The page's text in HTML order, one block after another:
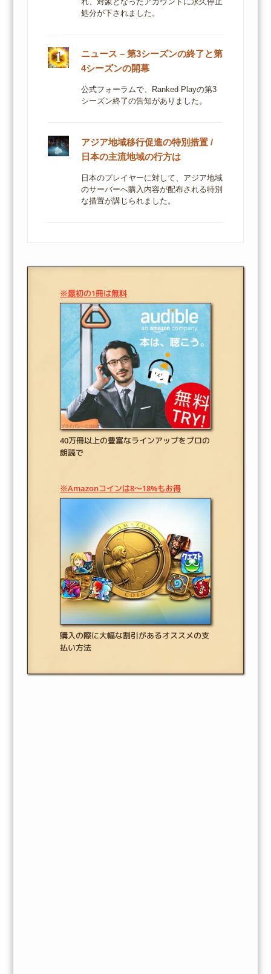
処分が下されました。
ニュース – 第3シーズンの終了と第
4シーズンの開幕
公式フォーラムで、Ranked Playの第3
シーズン終了の告知がありました。
アジア地域移行促進の特別措置 /
日本の主流地域の行方は
日本のプレイヤーに対して、アジア地域
のサーバーへ購入内容が配布される特別
な措置が講じられました。
※最初の1冊は無料
40万冊以上の豊富なラインアップをプロの
朗読で
※Amazonコインは8～18%もお得
購入の際に大幅な割引があるオススメの支
払い方法